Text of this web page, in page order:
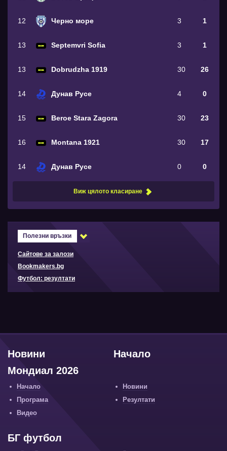
12 Черно море 3 1
13 Septemvri Sofia 3 1
13 Dobrudzha 1919 30 26
14 Дунав Русе 4 0
15 Beroe Stara Zagora 30 23
16 Montana 1921 30 17
14 Дунав Русе 0 0
Виж цялото класиране
Полезни връзки
Сайтове за залози
Bookmakers.bg
Футбол: резултати
Начало
Новини
Мондиал 2026
Начало
Новини
Програма
Резултати
Видео
БГ футбол